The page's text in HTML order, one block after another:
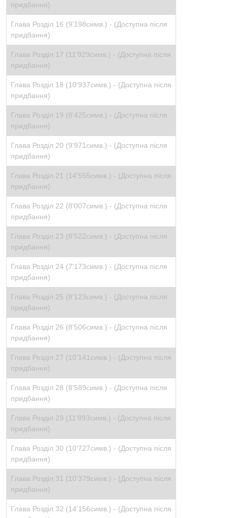
придбання)
Глава Розділ 16 (9'198симв.) - (Доступна після
придбання)
Глава Розділ 17 (11'929симв.) - (Доступна після
придбання)
Глава Розділ 18 (10'937симв.) - (Доступна після
придбання)
Глава Розділ 19 (8'425симв.) - (Доступна після
придбання)
Глава Розділ 20 (9'971симв.) - (Доступна після
придбання)
Глава Розділ 21 (14'555симв.) - (Доступна після
придбання)
Глава Розділ 22 (8'007симв.) - (Доступна після
придбання)
Глава Розділ 23 (8'522симв.) - (Доступна після
придбання)
Глава Розділ 24 (7'173симв.) - (Доступна після
придбання)
Глава Розділ 25 (8'123симв.) - (Доступна після
придбання)
Глава Розділ 26 (8'506симв.) - (Доступна після
придбання)
Глава Розділ 27 (10'141симв.) - (Доступна після
придбання)
Глава Розділ 28 (8'589симв.) - (Доступна після
придбання)
Глава Розділ 29 (11'893симв.) - (Доступна після
придбання)
Глава Розділ 30 (10'727симв.) - (Доступна після
придбання)
Глава Розділ 31 (10'379симв.) - (Доступна після
придбання)
Глава Розділ 32 (14'156симв.) - (Доступна після